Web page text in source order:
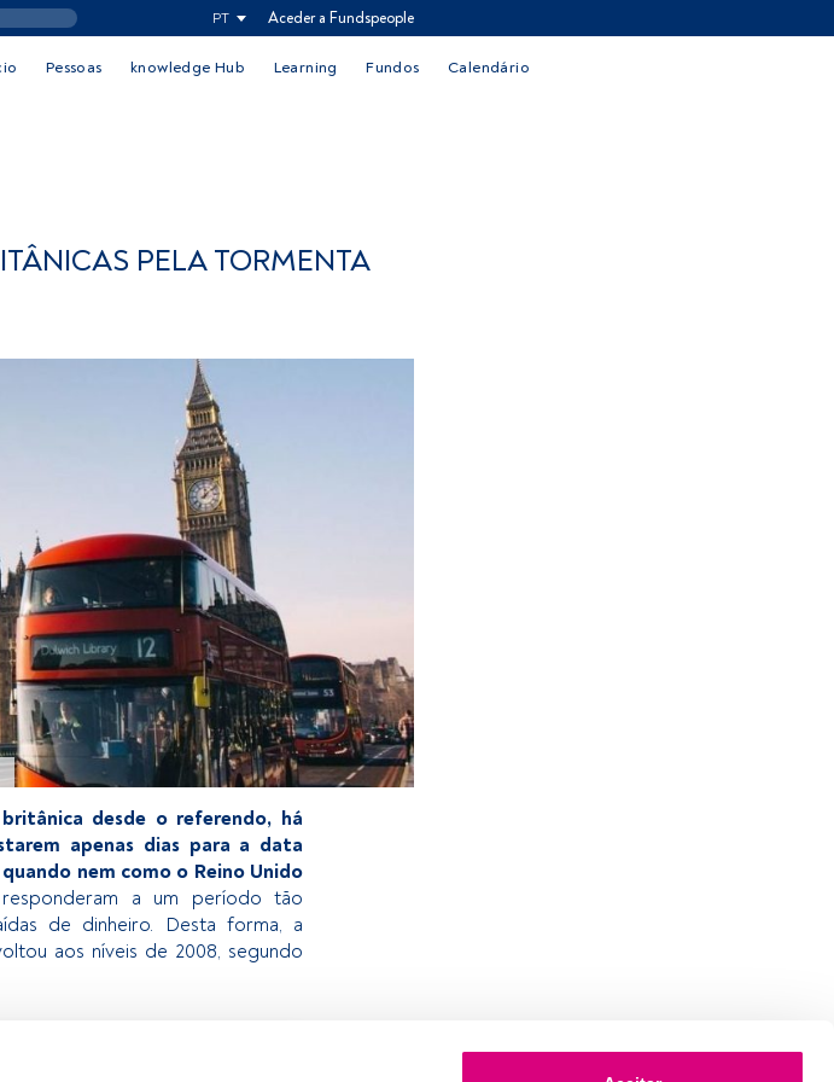
PT Aceder a Fundspeople
Pessoas knowledge Hub Learning Fundos Calendário
PELA TORMENTA
desde o referendo, há
apenas dias para a data
nem como o Reino Unido
a um período tão
de dinheiro. Desta forma, a
aos níveis de 2008, segundo
da FundsPeople. Se já